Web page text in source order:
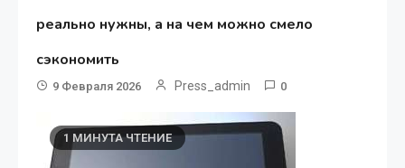
реально нужны, а на чем можно смело
сэкономить
9 Февраля 2026 Press_admin 0
1 МИНУТА ЧТЕНИЕ